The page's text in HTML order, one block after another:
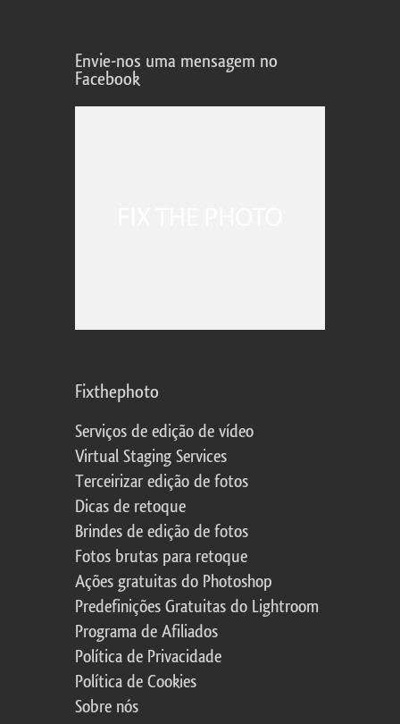
Envie-nos uma mensagem no
Facebook
Fixthephoto
Serviços de edição de vídeo
Virtual Staging Services
Terceirizar edição de fotos
Dicas de retoque
Brindes de edição de fotos
Fotos brutas para retoque
Ações gratuitas do Photoshop
Predefinições Gratuitas do Lightroom
Programa de Afiliados
Política de Privacidade
Política de Cookies
Sobre nós